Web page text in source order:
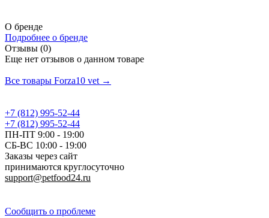
О бренде
Подробнее о бренде
Отзывы (0)
Еще нет отзывов о данном товаре
Все товары Forza10 vet →
+7 (812) 995-52-44
+7 (812) 995-52-44
ПН-ПТ 9:00 - 19:00
СБ-ВС 10:00 - 19:00
Заказы через сайт
принимаются круглосуточно
support@petfood24.ru
Сообщить о проблеме